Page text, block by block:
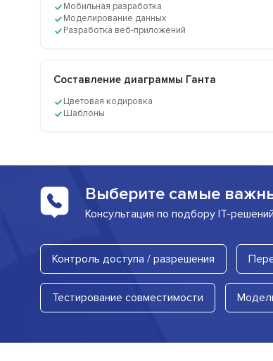
Мобильная разработка
Моделирование данных
Разработка веб-приложений
Составление диаграммы Ганта
Цветовая кодировка
Шаблоны
Выберите самые
Консультация по подбору IT-
Контроль доступа / разрешения
Тестирование совместимости